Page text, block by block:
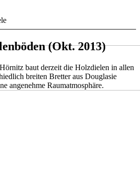
(Okt. 2013)
baut derzeit die Holzdielen in allen
breiten Bretter aus Douglasie
angenehme Raumatmosphäre.